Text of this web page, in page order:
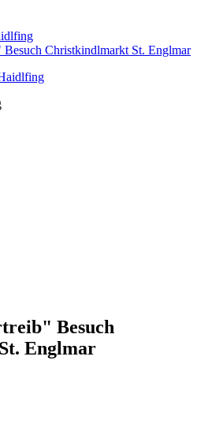
Besuch Christkindlmarkt St. Englmar
Besuch
Englmar